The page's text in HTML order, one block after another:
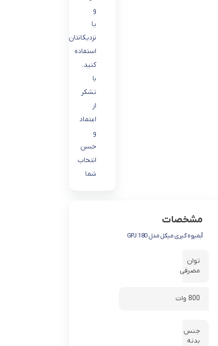
و
یا
نزدیکانتان
استفاده
کنید.
با
تشکر
از
اعتماد
و
حسن
انتخاب
شما
مشخصات
آبمیوه گیری میگل مدل GPJ 180
توان
مصرفی
800 وات
جنس
بدنه